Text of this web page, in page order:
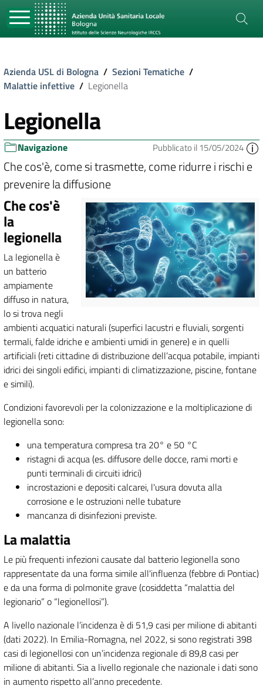
Azienda USL di Bologna / Sezioni Tematiche /
Malattie infettive / Legionella
Legionella
Navigazione Pubblicato il 15/05/2024
Che cos'è, come si trasmette, come ridurre i rischi e
prevenire la diffusione
Che cos'è
la
legionella
La legionella è
un batterio
ampiamente
diffuso in natura,
lo si trova negli
ambienti acquatici naturali (superfici lacustri e fluviali, sorgenti
termali, falde idriche e ambienti umidi in genere) e in quelli
artificiali (reti cittadine di distribuzione dell’acqua potabile, impianti
idrici dei singoli edifici, impianti di climatizzazione, piscine, fontane
e simili).
Condizioni favorevoli per la colonizzazione e la moltiplicazione di
legionella sono:
una temperatura compresa tra 20° e 50 °C
ristagni di acqua (es. diffusore delle docce, rami morti e
punti terminali di circuiti idrici)
incrostazioni e depositi calcarei, l'usura dovuta alla
corrosione e le ostruzioni nelle tubature
mancanza di disinfezioni previste.
La malattia
Le più frequenti infezioni causate dal batterio legionella sono
rappresentate da una forma simile all'influenza (febbre di Pontiac)
e da una forma di polmonite grave (cosiddetta “malattia del
legionario” o “legionellosi”).
A livello nazionale l’incidenza è di 51,9 casi per milione di abitanti
(dati 2022). In Emilia-Romagna, nel 2022, si sono registrati 398
casi di legionellosi con un’incidenza regionale di 89,8 casi per
milione di abitanti. Sia a livello regionale che nazionale i dati sono
in aumento rispetto all’anno precedente.